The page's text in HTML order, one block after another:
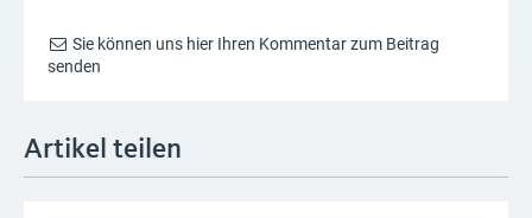
Sie können uns hier Ihren Kommentar zum Beitrag
senden
Artikel teilen